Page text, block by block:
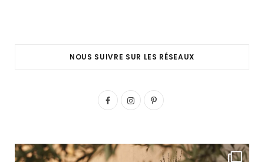
NOUS SUIVRE SUR LES RÉSEAUX
F
I
P